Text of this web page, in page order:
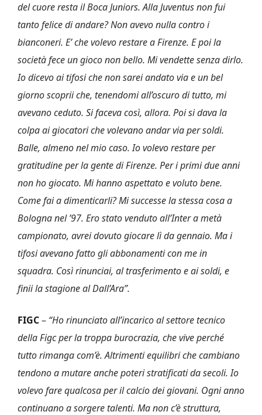
del cuore resta il Boca Juniors. Alla Juventus non fui
tanto felice di andare? Non avevo nulla contro i
bianconeri. E’ che volevo restare a Firenze. E poi la
società fece un gioco non bello. Mi vendette senza dirlo.
Io dicevo ai tifosi che non sarei andato via e un bel
giorno scoprii che, tenendomi all’oscuro di tutto, mi
avevano ceduto. Si faceva così, allora. Poi si dava la
colpa ai giocatori che volevano andar via per soldi.
Balle, almeno nel mio caso. Io volevo restare per
gratitudine per la gente di Firenze. Per i primi due anni
non ho giocato. Mi hanno aspettato e voluto bene.
Come fai a dimenticarli? Mi successe la stessa cosa a
Bologna nel ’97. Ero stato venduto all’Inter a metà
campionato, avrei dovuto giocare lì da gennaio. Ma i
tifosi avevano fatto gli abbonamenti con me in
squadra. Così rinunciai, al trasferimento e ai soldi, e
finii la stagione al Dall’Ara”.
FIGC– “Ho rinunciato all’incarico al settore tecnico
della Figc per la troppa burocrazia, che vive perché
tutto rimanga com’è. Altrimenti equilibri che cambiano
tendono a mutare anche poteri stratificati da secoli. Io
volevo fare qualcosa per il calcio dei giovani. Ogni anno
continuano a sorgere talenti. Ma non c’è struttura,